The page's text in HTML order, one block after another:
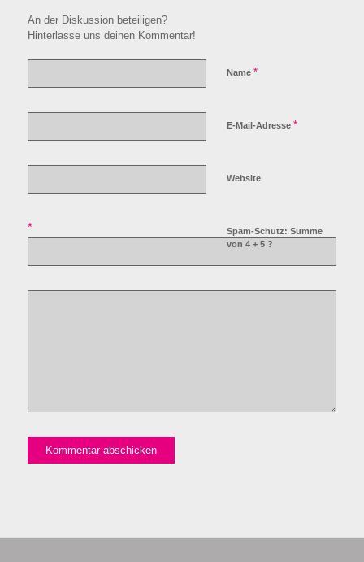
An der Diskussion beteiligen?
Hinterlasse uns deinen Kommentar!
Name *
E-Mail-Adresse *
Website
Spam-Schutz: Summe
von 4 + 5 ?
*